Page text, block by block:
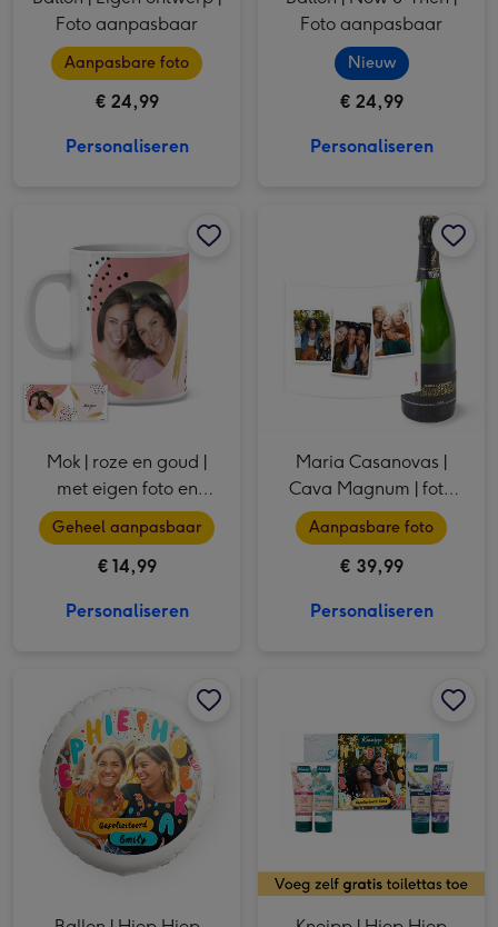
Foto aanpasbaar
Aanpasbare foto
€ 24,99
Personaliseren
Foto aanpasbaar
Nieuw
€ 24,99
Personaliseren
Mok | roze en goud |
met eigen foto en
naam
Geheel aanpasbaar
€ 14,99
Personaliseren
Maria Casanovas |
Cava Magnum | foto
collage | 1,5L
Aanpasbare foto
€ 39,99
Personaliseren